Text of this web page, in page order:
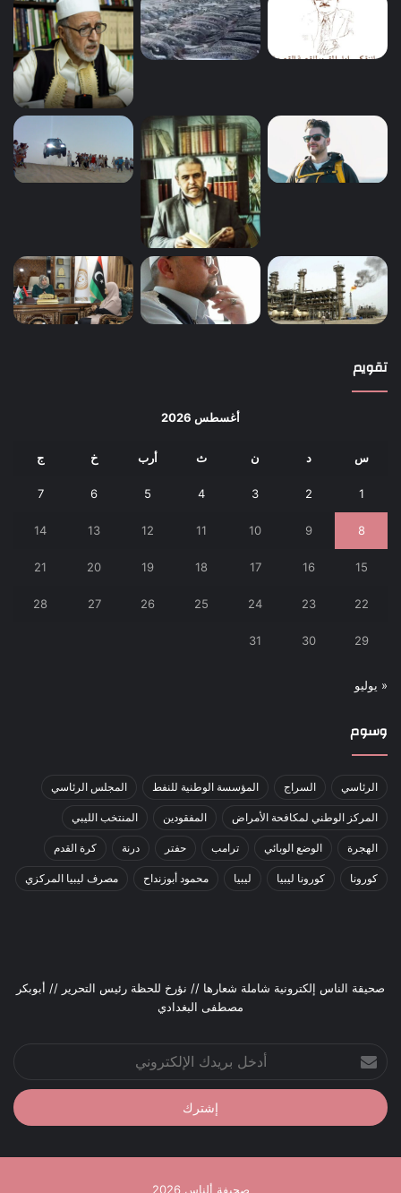
تقويم
أغسطس 2026
س د ن ث أرب خ ج
1
2
3
4
5
6
7
8
9
10
11
12
13
14
15
16
17
18
19
20
21
22
23
24
25
26
27
28
29
30
31
« يوليو
وسوم
الرئاسي السراج المؤسسة الوطنية للنفط المجلس الرئاسي
المركز الوطني لمكافحة الأمراض المفقودين المنتخب الليبي
الهجرة الوضع الوبائي ترامب حفتر درنة كرة القدم
كورونا كورونا ليبيا ليبيا محمود أبوزنداح مصرف ليبيا المركزي
صحيقة الناس إلكترونية شاملة شعارها // نؤرخ للحظة رئيس التحرير // أبوبكر
مصطفى البغدادي
بريدك
الإلكتروني
صحيفة ألناس 2026